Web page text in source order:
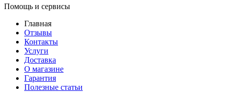
Помощь и сервисы
Главная
Отзывы
Контакты
Услуги
Доставка
О магазине
Гарантия
Полезные статьи